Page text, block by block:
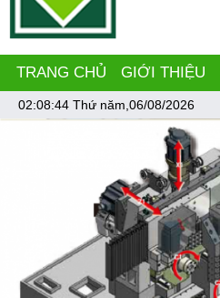
TRANG CHỦ GIỚI THIỆU
02:08:44 Thứ năm,06/08/2026